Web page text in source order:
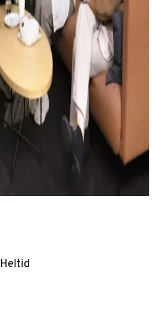
Heltid